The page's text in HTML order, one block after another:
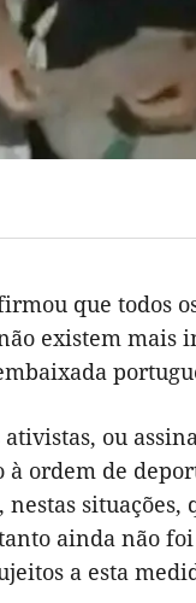
que todos
existem mais
ativistas, ou
ordem de
situações,
ainda não
a esta